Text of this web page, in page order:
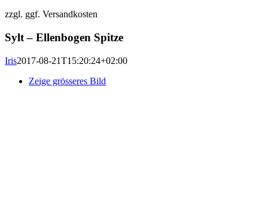
zzgl. ggf. Versandkosten
Sylt – Ellenbogen Spitze
Iris2017-08-21T15:20:24+02:00
Zeige grösseres Bild